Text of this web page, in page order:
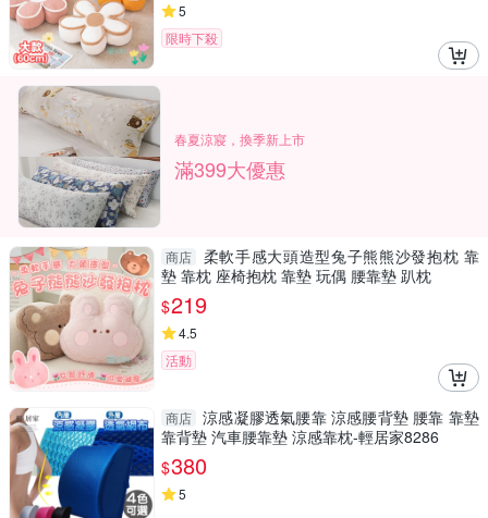
5
限時下殺
春夏涼寢，換季新上市
滿399大優惠
商店
柔軟手感大頭造型兔子熊熊沙發抱枕 靠
墊 靠枕 座椅抱枕 靠墊 玩偶 腰靠墊 趴枕
$219
4.5
活動
商店 涼感凝膠透氣腰靠 涼感腰背墊 腰靠 靠墊
靠背墊 汽車腰靠墊 涼感靠枕-輕居家8286
$380
5